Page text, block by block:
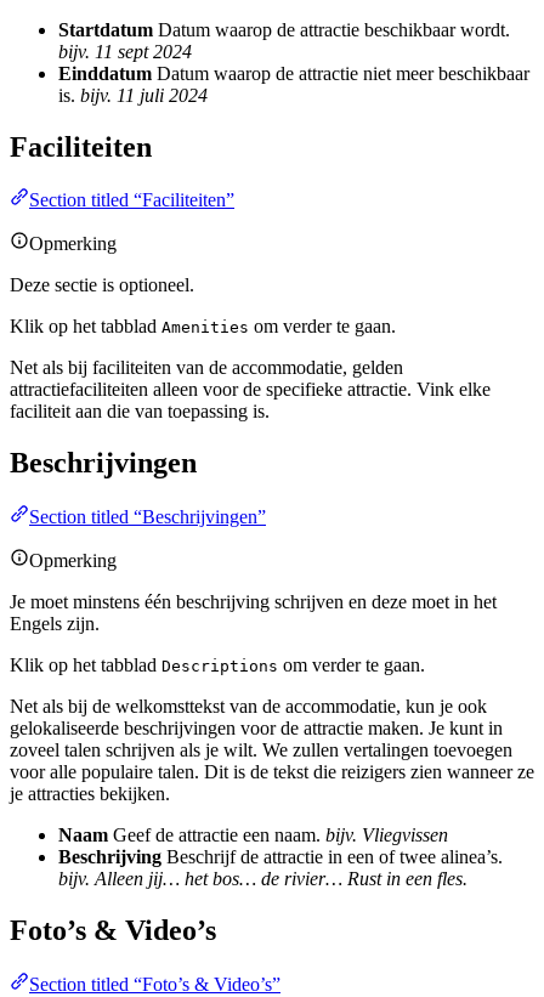
Startdatum Datum waarop de attractie beschikbaar wordt.
bijv. 11 sept 2024
Einddatum Datum waarop de attractie niet meer beschikbaar
is. bijv. 11 juli 2024
Faciliteiten
Section titled “Faciliteiten”
Opmerking
Deze sectie is optioneel.
Klik op het tabblad Amenities om verder te gaan.
Net als bij faciliteiten van de accommodatie, gelden
attractiefaciliteiten alleen voor de specifieke attractie. Vink elke
faciliteit aan die van toepassing is.
Beschrijvingen
Section titled “Beschrijvingen”
Opmerking
Je moet minstens één beschrijving schrijven en deze moet in het
Engels zijn.
Klik op het tabblad Descriptions om verder te gaan.
Net als bij de welkomsttekst van de accommodatie, kun je ook
gelokaliseerde beschrijvingen voor de attractie maken. Je kunt in
zoveel talen schrijven als je wilt. We zullen vertalingen toevoegen
voor alle populaire talen. Dit is de tekst die reizigers zien wanneer ze
je attracties bekijken.
Naam Geef de attractie een naam. bijv. Vliegvissen
Beschrijving Beschrijf de attractie in een of twee alinea’s.
bijv. Alleen jij… het bos… de rivier… Rust in een fles.
Foto’s & Video’s
Section titled “Foto’s & Video’s”